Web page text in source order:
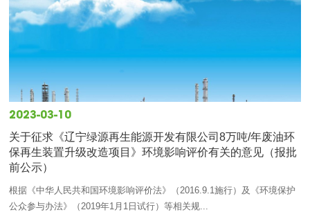
2023-03-10
关于征求《辽宁绿源再生能源开发有限公司8万吨/年废油环
保再生装置升级改造项目》环境影响评价有关的意见（报批
前公示）
根据《中华人民共和国环境影响评价法》（2016.9.1施行）及《环境保护
公众参与办法》（2019年1月1日试行）等相关规...